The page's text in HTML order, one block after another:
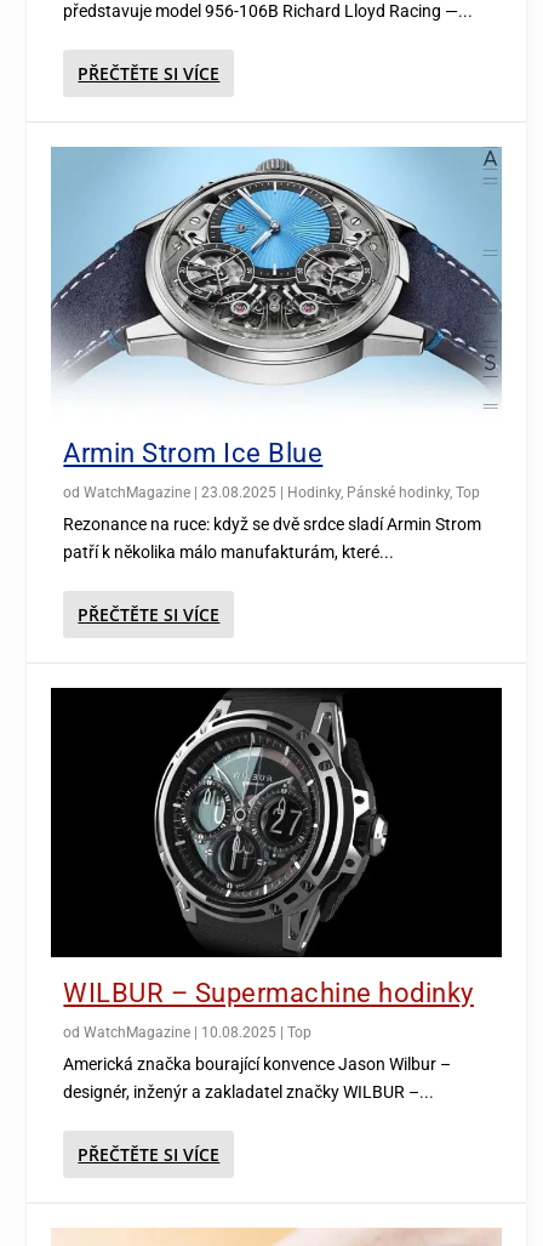
představuje model 956-106B Richard Lloyd Racing —...
PŘEČTĚTE SI VÍCE
Armin Strom Ice Blue
odWatchMagazine |23.08.2025 | Hodinky, Pánské hodinky,Top
Rezonance na ruce: když se dvě srdce sladí Armin Strom
patří k několika málo manufakturám, které...
PŘEČTĚTE SI VÍCE
WILBUR – Supermachine hodinky
odWatchMagazine 10.08.2025 |Top
Americká značka bourající konvence Jason Wilbur –
designér, inženýr a zakladatel značky WILBUR –...
PŘEČTĚTE SI VÍCE